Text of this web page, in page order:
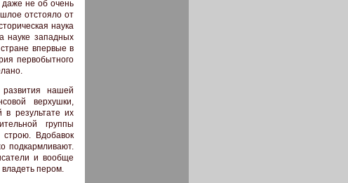
даже не об очень
отстояло от
наука
науке западных
впервые в
первобытного
нашей
верхушки,
результате их
группы
Вдобавок
подкармливают.
и вообще
пером.